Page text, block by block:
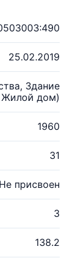
25.02.2019
Здание
Жилой дом)
1960
31
Не присвоен
3
138.2